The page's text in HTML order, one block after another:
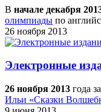
В начале декабря
олимпиады по
26 ноября 2013
Электронные
26 ноября 2013 года
Ильи «Сказки